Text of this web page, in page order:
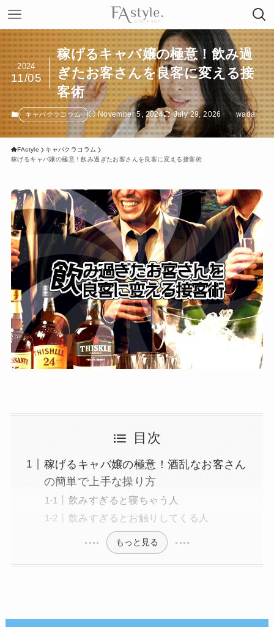
稼げるキャバ嬢の極意！飲み過
ぎたお客さんを良客に変える接
客術
2024
11/05
キャバクラコラム November 5, 2024 July 29, 2026 wada
FAstyle
キャバクラコラム
稼げるキャバ嬢の極意！飲み過ぎたお客さんを良客に変える接客術
目次
稼げるキャバ嬢の極意！酒乱なお客さん
の簡単で上手な操り方
飲みすぎると寝ちゃう人
飲みすぎるとお触りしてくる人
もっと見る